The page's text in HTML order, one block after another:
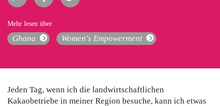
Mehr lesen über
Ghana Women's Empowerment
Jeden Tag, wenn ich die landwirtschaftlichen
Kakaobetriebe in meiner Region besuche, kann ich etwas